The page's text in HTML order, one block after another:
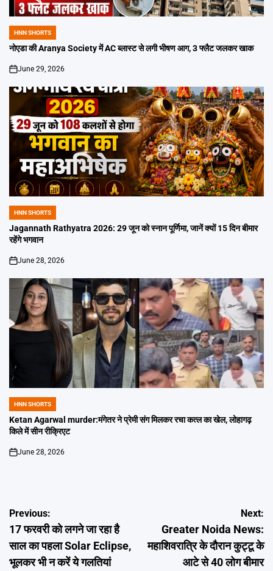
POSTED
IN
HNN SHORTS
नोएडा की Aranya Society में AC ब्लास्ट से लगी भीषण आग, 3 फ्लैट जलकर खाक
on
June 29, 2026
POSTED
IN
HNN SHORTS
Jagannath Rathyatra 2026: 29 जून को स्नान पूर्णिमा, जानें क्यों 15 दिन बीमार
रहेंगे भगवान
on
June 28, 2026
POSTED
IN
HNN SHORTS
Ketan Agarwal murder:मंगेतर ने प्रेमी संग मिलकर रचा कत्ल का खेल, लोहागढ़
किले में सीन रीक्रिएट
on
June 28, 2026
Post
navigation
Previous:
17 फरवरी को लगने जा रहा है
साल का पहला Solar Eclipse,
भूलकर भी न करें ये गलतियां
Next:
Greater Noida News:
महाशिवरात्रि के दौरान कुट्टू के
आटे से 40 लोग बीमार